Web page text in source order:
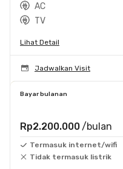
AC
TV
Lihat Detail
Jadwalkan Visit
Bayar bulanan
Rp2.200.000 /bulan
Termasuk internet/wifi
Tidak termasuk listrik